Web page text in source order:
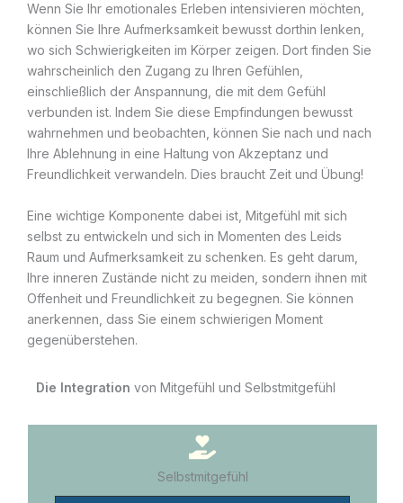
Wenn Sie Ihr emotionales Erleben intensivieren möchten,
können Sie Ihre Aufmerksamkeit bewusst dorthin lenken,
wo sich Schwierigkeiten im Körper zeigen. Dort finden Sie
wahrscheinlich den Zugang zu Ihren Gefühlen,
einschließlich der Anspannung, die mit dem Gefühl
verbunden ist. Indem Sie diese Empfindungen bewusst
wahrnehmen und beobachten, können Sie nach und nach
Ihre Ablehnung in eine Haltung von Akzeptanz und
Freundlichkeit verwandeln. Dies braucht Zeit und Übung!
Eine wichtige Komponente dabei ist, Mitgefühl mit sich
selbst zu entwickeln und sich in Momenten des Leids
Raum und Aufmerksamkeit zu schenken. Es geht darum,
Ihre inneren Zustände nicht zu meiden, sondern ihnen mit
Offenheit und Freundlichkeit zu begegnen. Sie können
anerkennen, dass Sie einem schwierigen Moment
gegenüberstehen.
Die Integration von Mitgefühl und Selbstmitgefühl
Selbstmitgefühl